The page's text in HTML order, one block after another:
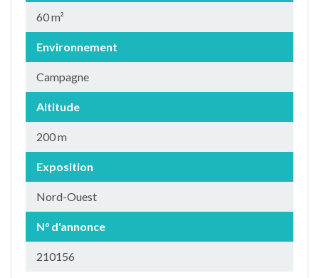
60 m²
Environnement
Campagne
Altitude
200 m
Exposition
Nord-Ouest
N° d'annonce
210156